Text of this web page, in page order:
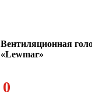
Вентиляционная
«Lewmar»
0